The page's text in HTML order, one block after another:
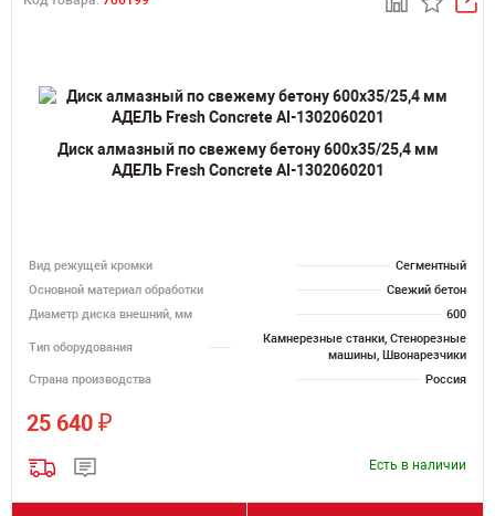
Диск алмазный по свежему бетону 600х35/25,4 мм
АДЕЛЬ Fresh Concrete AI-1302060201
Вид режущей кромки
Сегментный
Основной материал обработки
Свежий бетон
Диаметр диска внешний, мм
600
Тип оборудования
Камнерезные станки, Стенорезные
машины, Швонарезчики
Страна производства
Россия
25 640 ₽
Есть в наличии